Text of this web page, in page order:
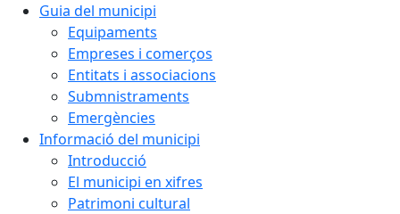
Guia del municipi
Equipaments
Empreses i comerços
Entitats i associacions
Submnistraments
Emergències
Informació del municipi
Introducció
El municipi en xifres
Patrimoni cultural